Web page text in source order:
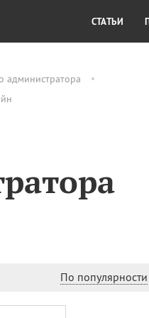
администратора
По популярности
СТАТЬИ